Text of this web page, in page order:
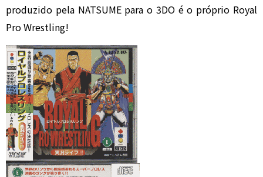
produzido pela NATSUME para o 3DO é o próprio Royal
Pro Wrestling!